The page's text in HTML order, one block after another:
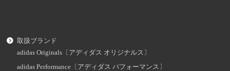
取扱ブランド
adidas Originals〔アディダス オリジナルス〕
adidas Performance〔アディダス パフォーマンス〕